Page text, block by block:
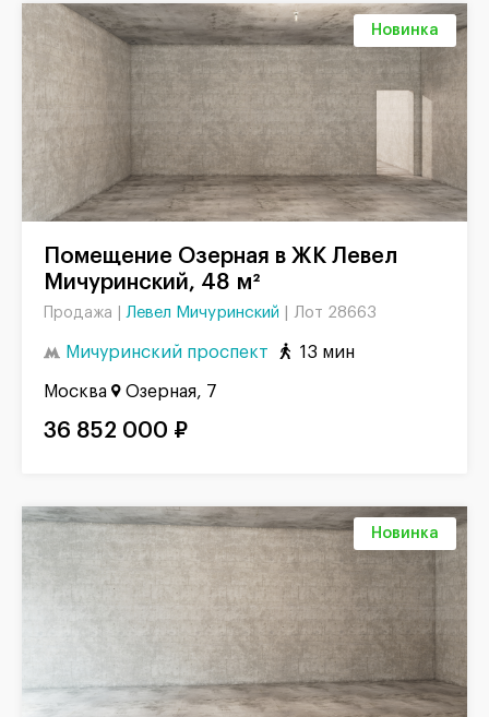
Новинка
Мичуринский, 48 м²
Продажа | Левел Мичуринский Лот 28663
Мичуринский проспект 13 мин
Москва Озерная, 7
36 852 000 ₽
Новинка